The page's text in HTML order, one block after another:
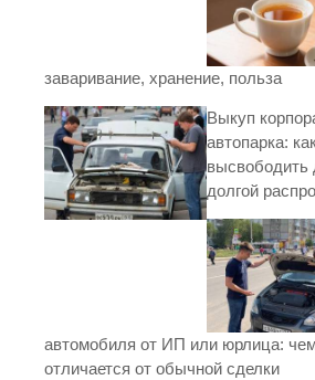
заваривание, хранение, польза
Выкуп
автопарка:
высвободить
долгой
автомобиля от ИП или юрлица:
отличается от обычной сделки